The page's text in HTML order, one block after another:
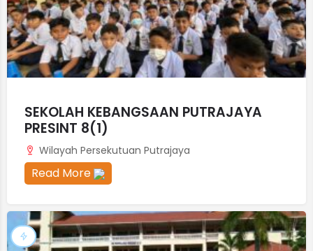
SEKOLAH KEBANGSAAN PUTRAJAYA
PRESINT 8(1)
Wilayah Persekutuan Putrajaya
Read More